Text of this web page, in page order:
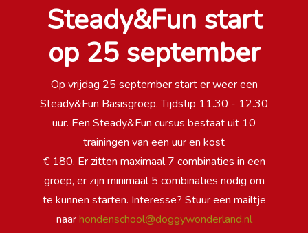
Steady&Fun start
op 25 september
Op vrijdag 25 september start er weer een
Steady&Fun Basisgroep. Tijdstip 11.30 - 12.30
uur. Een Steady&Fun cursus bestaat uit 10
trainingen van een uur en kost
€ 180. Er zitten maximaal 7 combinaties in een
groep, er zijn minimaal 5 combinaties nodig om
te kunnen starten. Interesse? Stuur een mailtje
naarhondenschool@doggywonderland.nl